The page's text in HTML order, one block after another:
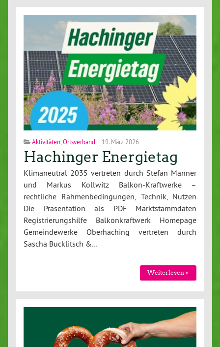
Aktivitäten,Ortsverband 19. März 2026
Hachinger Energietag
Klimaneutral 2035 vertreten durch Stefan Manner
und Markus Kollwitz Balkon-Kraftwerke –
rechtliche Rahmenbedingungen, Technik, Nutzen
Die Präsentation als PDF Marktstammdaten
Registrierungshilfe Balkonkraftwerk Homepage
Gemeindewerke Oberhaching vertreten durch
Sascha Bucklitsch &…
Weiterlesen »